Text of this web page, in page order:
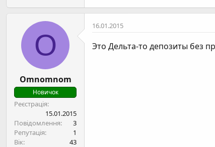
O
Omnomnom
Новичок
Реєстрація
15.01.2015
Повідомлення
3
Репутація
1
Вік
43
16.01.2015
Это Дельта-то депозиты без